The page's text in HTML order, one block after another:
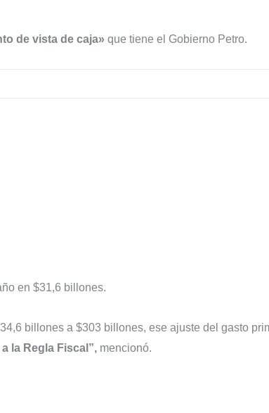
de vista de caja» que tiene el Gobierno Petro.
en $31,6 billones.
billones a $303 billones, ese ajuste del gasto
la Regla Fiscal”, mencionó.